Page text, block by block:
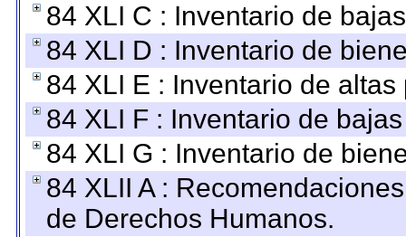
84 XLI C : Inventario de
84 XLI D : Inventario de
84 XLI E : Inventario de
84 XLI F : Inventario de
84 XLI G : Inventario de
84 XLII A :
de Derechos Humanos.